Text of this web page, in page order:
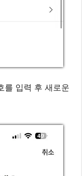
를 입력 후 새로운